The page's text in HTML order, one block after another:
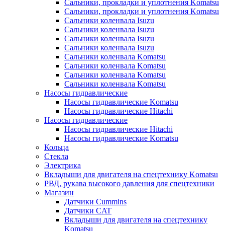
Сальники, прокладки и уплотнения Komatsu
Сальники, прокладки и уплотнения Komatsu
Сальники коленвала Isuzu
Сальники коленвала Isuzu
Сальники коленвала Isuzu
Сальники коленвала Isuzu
Сальники коленвала Komatsu
Сальники коленвала Komatsu
Сальники коленвала Komatsu
Сальники коленвала Komatsu
Насосы гидравлические
Насосы гидравлические Komatsu
Насосы гидравлические Hitachi
Насосы гидравлические
Насосы гидравлические Hitachi
Насосы гидравлические Komatsu
Кольца
Стекла
Электрика
Вкладыши для двигателя на спецтехнику Komatsu
РВД, рукава высокого давления для спецтехники
Магазин
Датчики Cummins
Датчики CAT
Вкладыши для двигателя на спецтехнику
Komatsu